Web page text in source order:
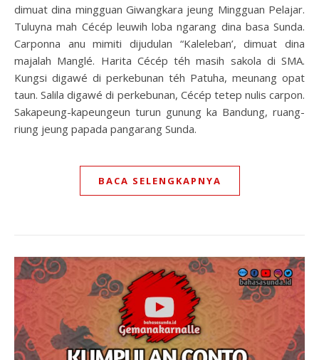
dimuat dina mingguan Giwangkara jeung Mingguan Pelajar.
Tuluyna mah Cécép leuwih loba ngarang dina basa Sunda.
Carponna anu mimiti dijudulan “Kaleleban’, dimuat dina
majalah Manglé. Harita Cécép téh masih sakola di SMA.
Kungsi digawé di perkebunan téh Patuha, meunang opat
taun. Salila digawé di perkebunan, Cécép tetep nulis carpon.
Sakapeung-kapeungeun turun gunung ka Bandung, ruang-
riung jeung papada pangarang Sunda.
BACA SELENGKAPNYA